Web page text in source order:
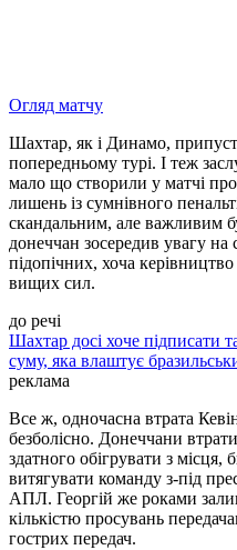
Огляд матчу
Шахтар, як і Динамо,
попередньому турі. І теж
мало що створили у матчі
лишень із сумнівного
скандальним, але важливим
донеччан зосередив увагу на
підопічних, хоча
вищих сил.
до речі
Шахтар досі хоче підписати
суму, яка влаштує
реклама
Все ж, одночасна втрата
безболісно. Донеччани
здатного обігрувати з місця,
витягувати команду з-під
АПЛ. Георгій же роками
кількістю просувань
гострих передач.